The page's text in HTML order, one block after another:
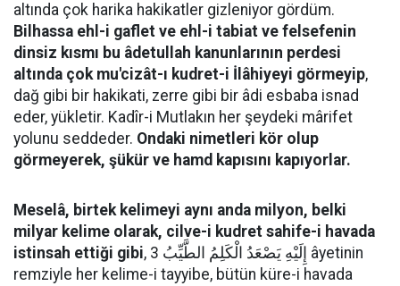
altında çok harika hakikatler gizleniyor gördüm.
Bilhassa ehl-i gaflet ve ehl-i tabiat ve felsefenin
dinsiz kısmı bu âdetullah kanunlarının perdesi
altında çok mu'cizât-ı kudret-i İlâhiyeyi görmeyip,
dağ gibi bir hakikati, zerre gibi bir âdi esbaba isnad
eder, yükletir. Kadîr-i Mutlakın her şeydeki mârifet
yolunu seddeder. Ondaki nimetleri kör olup
görmeyerek, şükür ve hamd kapısını kapıyorlar.
Meselâ, birtek kelimeyi aynı anda milyon, belki
milyar kelime olarak, cilve-i kudret sahife-i havada
istinsah ettiği gibi, إِلَيْهِ يَصْعَدُ الْكَلِمُ الطَّيِّبُ 3 âyetinin
remziyle her kelime-i tayyibe, bütün küre-i havada